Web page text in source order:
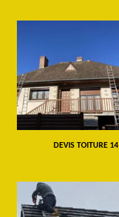
DEVIS TOITURE 14